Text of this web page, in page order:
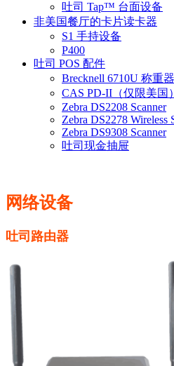
吐司 Tap™ 台面设备
非美国餐厅的卡片读卡器
S1 手持设备
P400
吐司 POS 配件
Brecknell 6710U 称重
CAS PD-II（仅限美国）
Zebra DS2208 Scanner
Zebra DS2278 Wireless
Zebra DS9308 Scanner
吐司现金抽屉
网络设备
吐司路由器